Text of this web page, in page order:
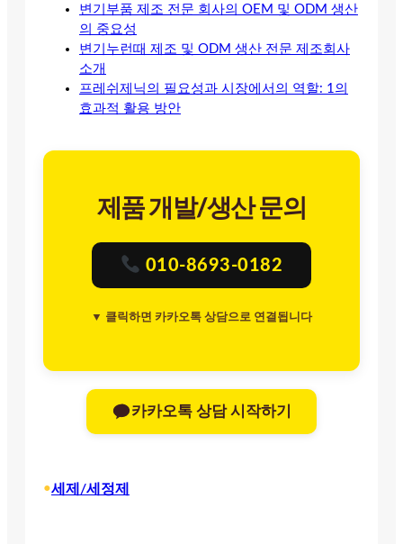
변기부품 제조 전문 회사의 OEM 및 ODM 생산
의 중요성
변기누런때 제조 및 ODM 생산 전문 제조회사
소개
프레쉬제닉의 필요성과 시장에서의 역할: 1의
효과적 활용 방안
제품 개발/생산 문의
010-8693-0182
▼ 클릭하면 카카오톡 상담으로 연결됩니다
카카오톡 상담 시작하기
•세제/세정제